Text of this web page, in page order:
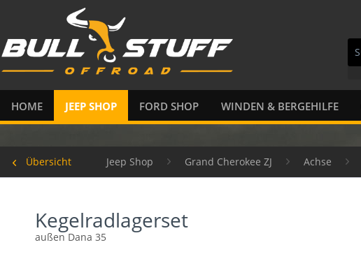
HOME JEEP SHOP FORD SHOP WINDEN & BERGEHILFE
Übersicht Jeep Shop Grand Cherokee ZJ Achse
Kegelradlagerset
außen Dana 35